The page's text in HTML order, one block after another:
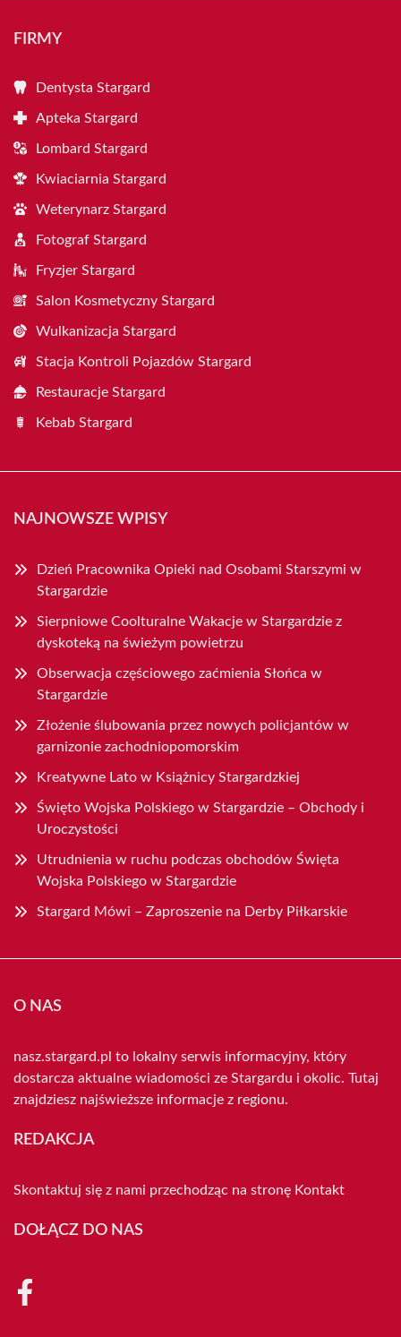
FIRMY
Dentysta Stargard
Apteka Stargard
Lombard Stargard
Kwiaciarnia Stargard
Weterynarz Stargard
Fotograf Stargard
Fryzjer Stargard
Salon Kosmetyczny Stargard
Wulkanizacja Stargard
Stacja Kontroli Pojazdów Stargard
Restauracje Stargard
Kebab Stargard
NAJNOWSZE WPISY
Dzień Pracownika Opieki nad Osobami Starszymi w
Stargardzie
Sierpniowe Coolturalne Wakacje w Stargardzie z
dyskoteką na świeżym powietrzu
Obserwacja częściowego zaćmienia Słońca w
Stargardzie
Złożenie ślubowania przez nowych policjantów w
garnizonie zachodniopomorskim
Kreatywne Lato w Książnicy Stargardzkiej
Święto Wojska Polskiego w Stargardzie – Obchody i
Uroczystości
Utrudnienia w ruchu podczas obchodów Święta
Wojska Polskiego w Stargardzie
Stargard Mówi – Zaproszenie na Derby Piłkarskie
O NAS
nasz.stargard.pl to lokalny serwis informacyjny, który
dostarcza aktualne wiadomości ze Stargardu i okolic. Tutaj
znajdziesz najświeższe informacje z regionu.
REDAKCJA
Skontaktuj się z nami przechodząc na stronę Kontakt
DOŁĄCZ DO NAS